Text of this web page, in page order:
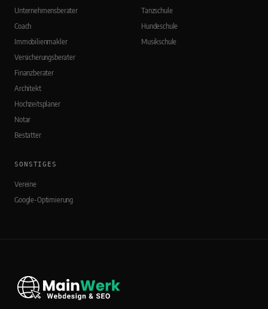
Unternehmensberater
Coach
Immobilienmakler
Versicherungsberater
Finanzberater
Architekt
Hochzeitsplaner
Notar
Bestatter
Tanzschule
Hundeschule
Musikschule
SONSTIGES
Vereine
Google-Optimierung